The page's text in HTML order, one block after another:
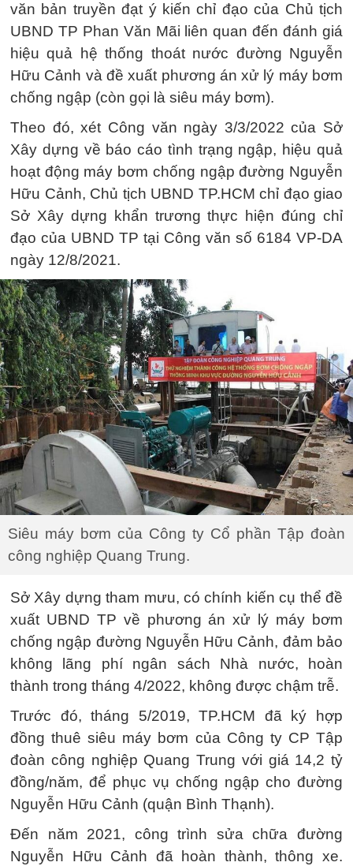
văn bản truyền đạt ý kiến chỉ đạo của Chủ tịch
UBND TP Phan Văn Mãi liên quan đến đánh giá
hiệu quả hệ thống thoát nước đường Nguyễn
Hữu Cảnh và đề xuất phương án xử lý máy bơm
chống ngập (còn gọi là siêu máy bơm).
Theo đó, xét Công văn ngày 3/3/2022 của Sở
Xây dựng về báo cáo tình trạng ngập, hiệu quả
hoạt động máy bơm chống ngập đường Nguyễn
Hữu Cảnh, Chủ tịch UBND TP.HCM chỉ đạo giao
Sở Xây dựng khẩn trương thực hiện đúng chỉ
đạo của UBND TP tại Công văn số 6184 VP-DA
ngày 12/8/2021.
Siêu máy bơm của Công ty Cổ phần Tập đoàn
công nghiệp Quang Trung.
Sở Xây dựng tham mưu, có chính kiến cụ thể đề
xuất UBND TP về phương án xử lý máy bơm
chống ngập đường Nguyễn Hữu Cảnh, đảm bảo
không lãng phí ngân sách Nhà nước, hoàn
thành trong tháng 4/2022, không được chậm trễ.
Trước đó, tháng 5/2019, TP.HCM đã ký hợp
đồng thuê siêu máy bơm của Công ty CP Tập
đoàn công nghiệp Quang Trung với giá 14,2 tỷ
đồng/năm, để phục vụ chống ngập cho đường
Nguyễn Hữu Cảnh (quận Bình Thạnh).
Đến năm 2021, công trình sửa chữa đường
Nguyễn Hữu Cảnh đã hoàn thành, thông xe.